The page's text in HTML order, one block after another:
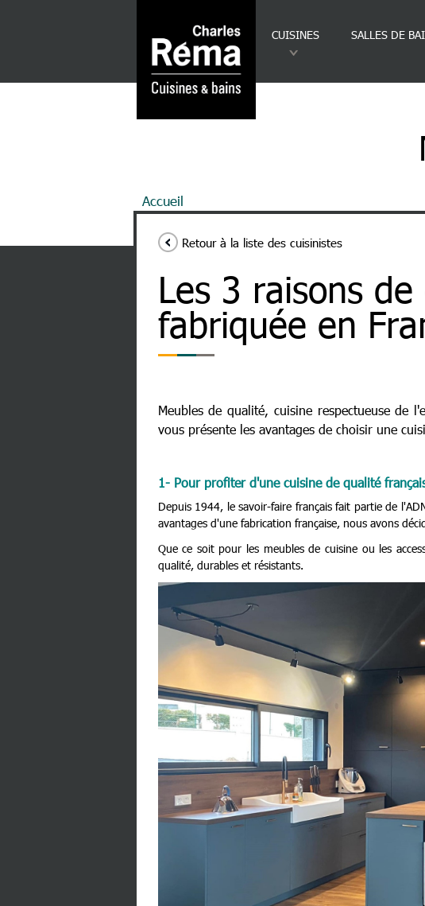
CUISINES SALLES DE
Fil d'Ariane
Accueil
Retour à la liste des cuisinistes
Les 3 raisons
fabriquée en
Meubles de qualité, cuisine respectueuse de
vous présente les avantages de choisir une
1- Pour profiter d'une cuisine de qualité
Depuis 1944, le savoir-faire français fait partie de
avantages d'une fabrication française, nous avons
Que ce soit pour les meubles de cuisine ou les
qualité, durables et résistants.